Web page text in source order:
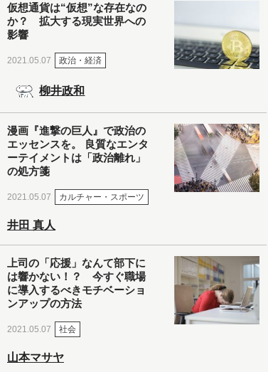
仮想通貨は“仮想”な存在なの
か？ 拡大する現実世界への
影響
2021.05.07 政治・経済
柳井政和
漫画『進撃の巨人』で政治の
エッセンスを。 良質なエンタ
ーテイメントは「政治離れ」
の処方箋
2021.05.07 カルチャー・スポーツ
井田 真人
上司の「応援」なんて部下に
は響かない！？ 今すぐ職場
に導入するべきモチベーショ
ンアップの方法
2021.05.07 社会
山本マサヤ